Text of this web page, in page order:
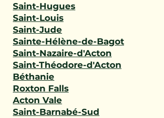
Saint-Hugues
Saint-Louis
Saint-Jude
Sainte-Hélène-de-Bagot
Saint-Nazaire-d'Acton
Saint-Théodore-d'Acton
Béthanie
Roxton Falls
Acton Vale
Saint-Barnabé-Sud